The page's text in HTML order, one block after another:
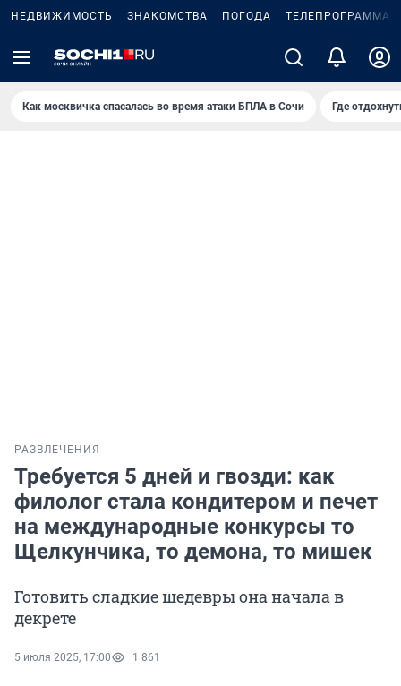
НЕДВИЖИМОСТЬ ЗНАКОМСТВА ПОГОДА ТЕЛЕПРОГРАММА
Как москвичка спасалась во время атаки БПЛА в Сочи Где
РАЗВЛЕЧЕНИЯ
Требуется 5 дней и гвозди: как
филолог стала кондитером и печет
на международные конкурсы то
Щелкунчика, то демона, то мишек
Готовить сладкие шедевры она начала в
декрете
5 июля 2025, 17:00 1 861